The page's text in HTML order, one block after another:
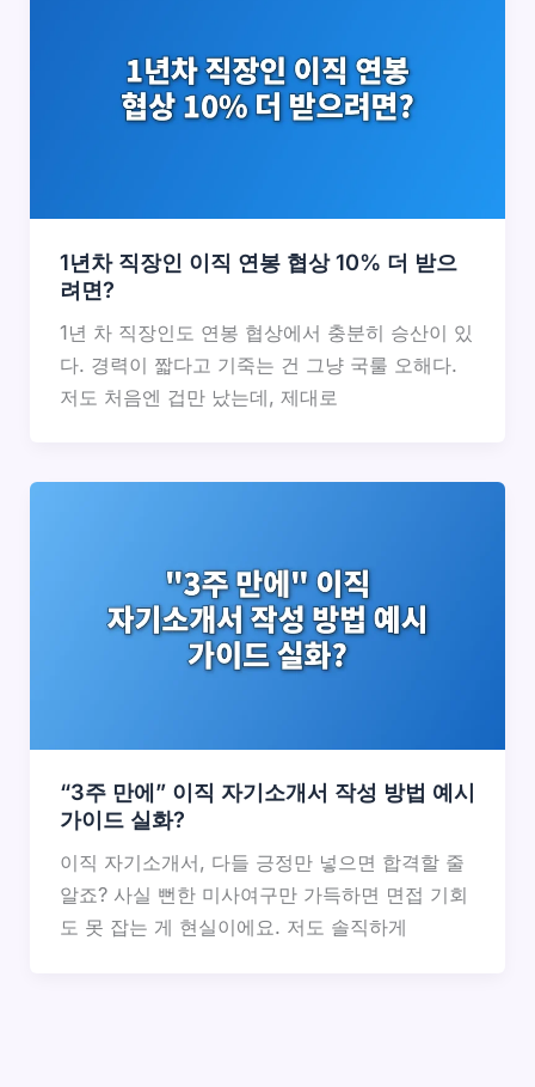
1년차 직장인 이직 연봉 협상 10% 더 받으
려면?
1년 차 직장인도 연봉 협상에서 충분히 승산이 있
다. 경력이 짧다고 기죽는 건 그냥 국룰 오해다.
저도 처음엔 겁만 났는데, 제대로
“3주 만에” 이직 자기소개서 작성 방법 예시
가이드 실화?
이직 자기소개서, 다들 긍정만 넣으면 합격할 줄
알죠? 사실 뻔한 미사여구만 가득하면 면접 기회
도 못 잡는 게 현실이에요. 저도 솔직하게